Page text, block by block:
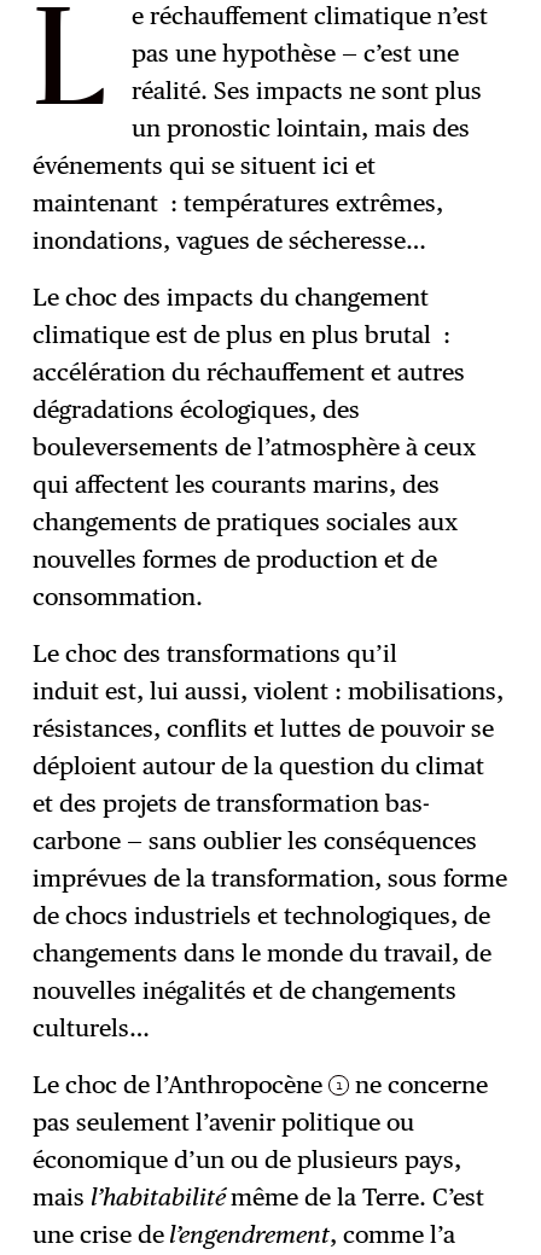
L
e réchauffement climatique n’est
pas une hypothèse — c’est une
réalité. Ses impacts ne sont plus
un pronostic lointain, mais des
événements qui se situent ici et
maintenant : températures extrêmes,
inondations, vagues de sécheresse…
Le choc des impacts du changement
climatique est de plus en plus brutal :
accélération du réchauffement et autres
dégradations écologiques, des
bouleversements de l’atmosphère à ceux
qui affectent les courants marins, des
changements de pratiques sociales aux
nouvelles formes de production et de
consommation.
Le choc des transformations qu’il
induit est, lui aussi, violent : mobilisations,
résistances, conflits et luttes de pouvoir se
déploient autour de la question du climat
et des projets de transformation bas-
carbone — sans oublier les conséquences
imprévues de la transformation, sous forme
de chocs industriels et technologiques, de
changements dans le monde du travail, de
nouvelles inégalités et de changements
culturels…
Le choc de l’Anthropocène 1
ne concerne
pas seulement l’avenir politique ou
économique d’un ou de plusieurs pays,
mais l’habitabilitémême de la Terre. C’est
une crise de l’engendrement, comme l’a